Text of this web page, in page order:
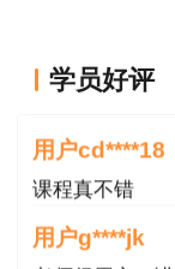
施、岗位所制
二、 应急
组织：地
时可以召开听证
学员好评
用户cd****18
用户g****jk
老师很用心，讲
用户c7****x8